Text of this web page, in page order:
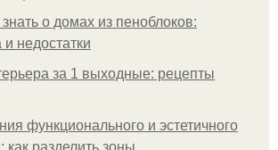
о домах из пеноблоков:
недостатки
за 1 выходные: рецепты
функционального и эстетичного
как разделить зоны